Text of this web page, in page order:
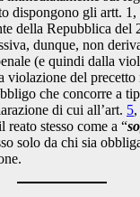
dispongono gli artt.
della Repubblica del
dunque, non
(e quindi dalla
violazione del precetto
che concorre a
di cui all’art. 5
reato stesso come a “
solo da chi sia